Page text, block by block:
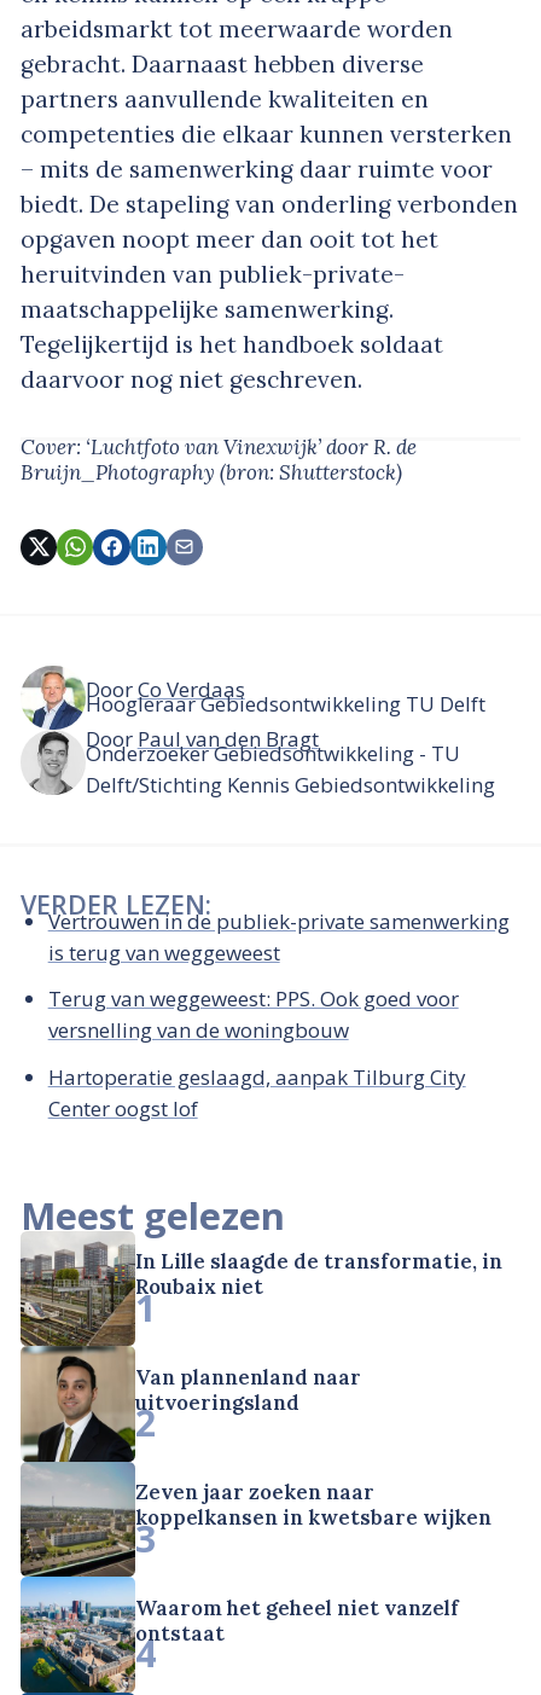
arbeidsmarkt tot meerwaarde worden
gebracht. Daarnaast hebben diverse
partners aanvullende kwaliteiten en
competenties die elkaar kunnen versterken
– mits de samenwerking daar ruimte voor
biedt. De stapeling van onderling verbonden
opgaven noopt meer dan ooit tot het
heruitvinden van publiek-private-
maatschappelijke samenwerking.
Tegelijkertijd is het handboek soldaat
daarvoor nog niet geschreven.
Cover: ‘Luchtfoto van Vinexwijk’door R. de
Bruijn_Photography (bron: Shutterstock)
DoorCo Verdaas
Hoogleraar Gebiedsontwikkeling TU Delft
Door Paul van den Bragt
Onderzoeker Gebiedsontwikkeling - TU
Delft/Stichting Kennis Gebiedsontwikkeling
VERDER LEZEN:
Vertrouwen in de publiek-private samenwerking
is terug van weggeweest
Terug van weggeweest: PPS. Ook goed voor
versnelling van de woningbouw
Hartoperatie geslaagd, aanpak Tilburg City
Center oogst lof
Meest gelezen
In Lille slaagde de transformatie, in
Roubaix niet
1
Van plannenland naar
uitvoeringsland
2
Zeven jaar zoeken naar
koppelkansen in kwetsbare wijken
3
Waarom het geheel niet vanzelf
ontstaat
4